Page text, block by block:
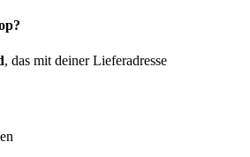
, das mit deiner Lieferadresse